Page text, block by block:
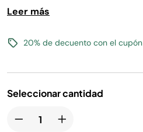
Leer más
20% de decuento con el cupón
Seleccionar cantidad